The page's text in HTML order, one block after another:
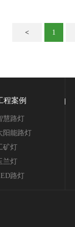
< 1
程案例
慧路灯
阳能路灯
矿灯
兰灯
路灯